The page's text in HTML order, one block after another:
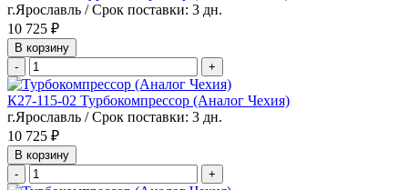
г.Ярославль / Срок поставки: 3 дн.
10 725 ₽
В корзину
-
+
К27-115-02 Турбокомпрессор (Аналог Чехия)
г.Ярославль / Срок поставки: 3 дн.
10 725 ₽
В корзину
-
+